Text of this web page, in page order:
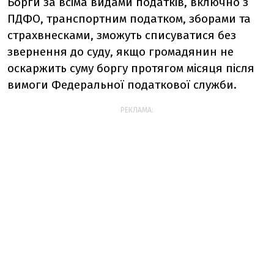
ПДФО, транспортним податком, зборами та
страхвнесками, зможуть списуватися без
звернення до суду, якщо громадянин не
оскаржить суму боргу протягом місяця після
вимоги Федеральної податкової служби.
РЕКЛАМА: